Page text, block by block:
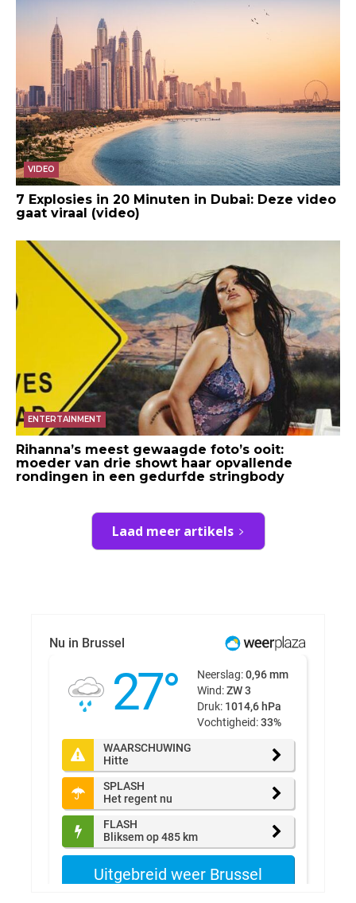
VIDEO
7 Explosies in 20 Minuten in Dubai: Deze video
gaat viraal (video)
ENTERTAINMENT
Rihanna’s meest gewaagde foto’s ooit:
moeder van drie showt haar opvallende
rondingen in een gedurfde stringbody
Laad meer artikels